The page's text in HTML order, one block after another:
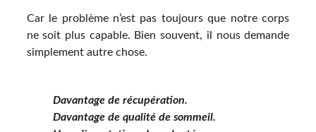
Car le problème n’est pas toujours que notre corps
ne soit plus capable. Bien souvent, il nous demande
simplement autre chose.
Davantage de récupération.
Davantage de qualité de sommeil.